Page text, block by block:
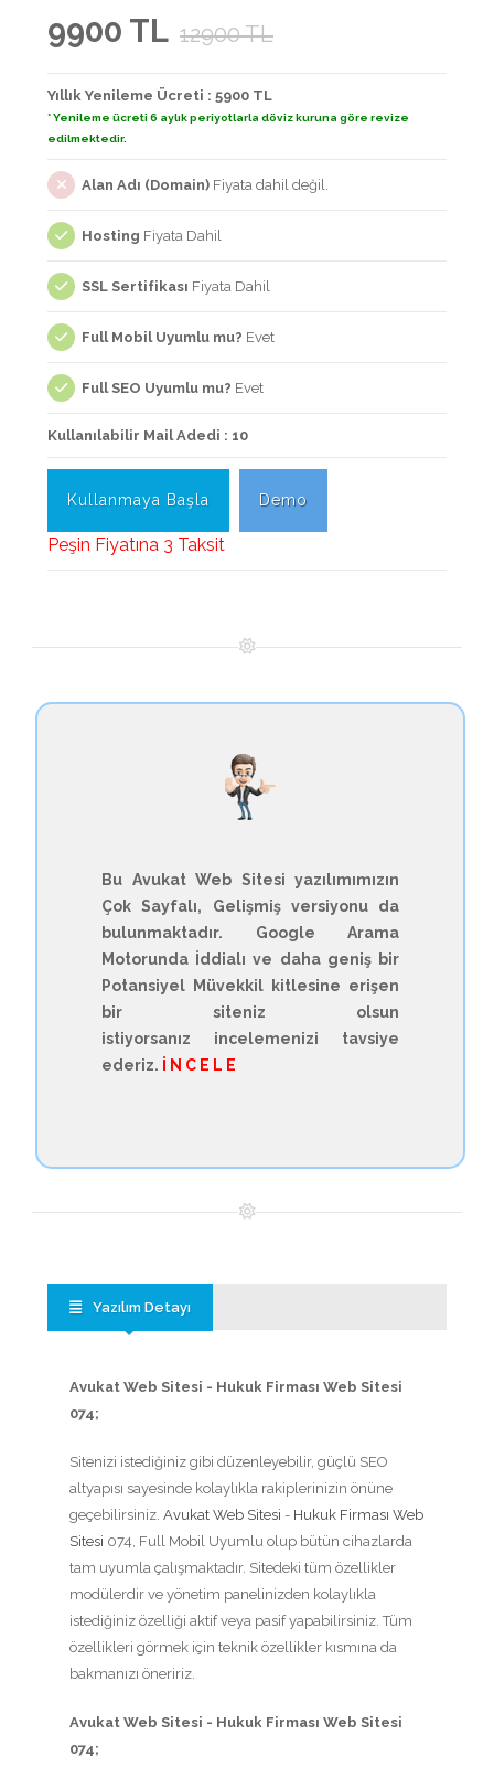
9900 TL 12900 TL
Yıllık Yenileme Ücreti : 5900 TL
* Yenileme ücreti 6 aylık periyotlarla döviz kuruna göre revize
edilmektedir.
Alan Adı (Domain) Fiyata dahil değil.
Hosting Fiyata Dahil
SSL Sertifikası Fiyata Dahil
Full Mobil Uyumlu mu? Evet
Full SEO Uyumlu mu? Evet
Kullanılabilir Mail Adedi : 10
Kullanmaya Başla Demo
Peşin Fiyatına 3 Taksit
Bu Avukat Web Sitesi yazılımımızın
Çok Sayfalı, Gelişmiş versiyonu da
bulunmaktadır. Google Arama
Motorunda İddialı ve daha geniş bir
Potansiyel Müvekkil kitlesine erişen
bir siteniz olsun
istiyorsanız incelemenizi tavsiye
ederiz. İ N C E L E
Yazılım Detayı
Avukat Web Sitesi - Hukuk Firması Web Sitesi
074;
Sitenizi istediğiniz gibi düzenleyebilir, güçlü SEO
altyapısı sayesinde kolaylıkla rakiplerinizin önüne
geçebilirsiniz. Avukat Web Sitesi - Hukuk Firması Web
Sitesi 074, Full Mobil Uyumlu olup bütün cihazlarda
tam uyumla çalışmaktadır. Sitedeki tüm özellikler
modülerdir ve yönetim panelinizden kolaylıkla
istediğiniz özelliği aktif veya pasif yapabilirsiniz. Tüm
özellikleri görmek için teknik özellikler kısmına da
bakmanızı öneririz.
Avukat Web Sitesi - Hukuk Firması Web Sitesi
074;